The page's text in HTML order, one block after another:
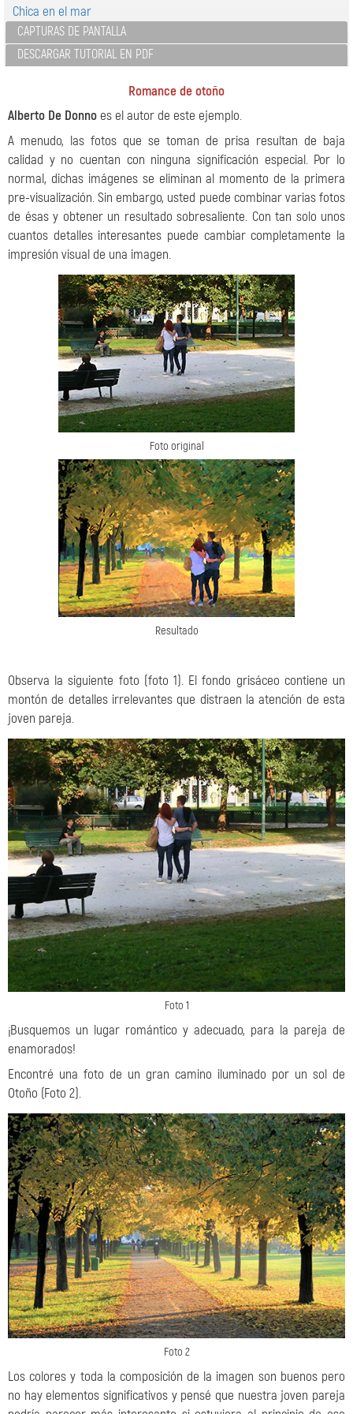
Chica en el mar
CAPTURAS DE PANTALLA
DESCARGAR TUTORIAL EN PDF
Romance de otoño
Alberto De Donno es el autor de este ejemplo.
A menudo, las fotos que se toman de prisa resultan de baja
calidad y no cuentan con ninguna significación especial. Por lo
normal, dichas imágenes se eliminan al momento de la primera
pre-visualización. Sin embargo, usted puede combinar varias fotos
de ésas y obtener un resultado sobresaliente. Con tan solo unos
cuantos detalles interesantes puede cambiar completamente la
impresión visual de una imagen.
Foto original
Resultado
Observa la siguiente foto (foto 1). El fondo grisáceo contiene un
montón de detalles irrelevantes que distraen la atención de esta
joven pareja.
Foto 1
¡Busquemos un lugar romántico y adecuado, para la pareja de
enamorados!
Encontré una foto de un gran camino iluminado por un sol de
Otoño (Foto 2).
Foto 2
Los colores y toda la composición de la imagen son buenos pero
no hay elementos significativos y pensé que nuestra joven pareja